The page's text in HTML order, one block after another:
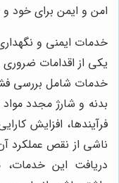
امن و ایمن برای خود و
خدمات ایمنی و
یکی از اقدامات
خدمات شامل بررسی
بدنه و شارژ مجدد
فرآیندها، افزایش
ناشی از نقص عملکرد
دریافت این خدمات،